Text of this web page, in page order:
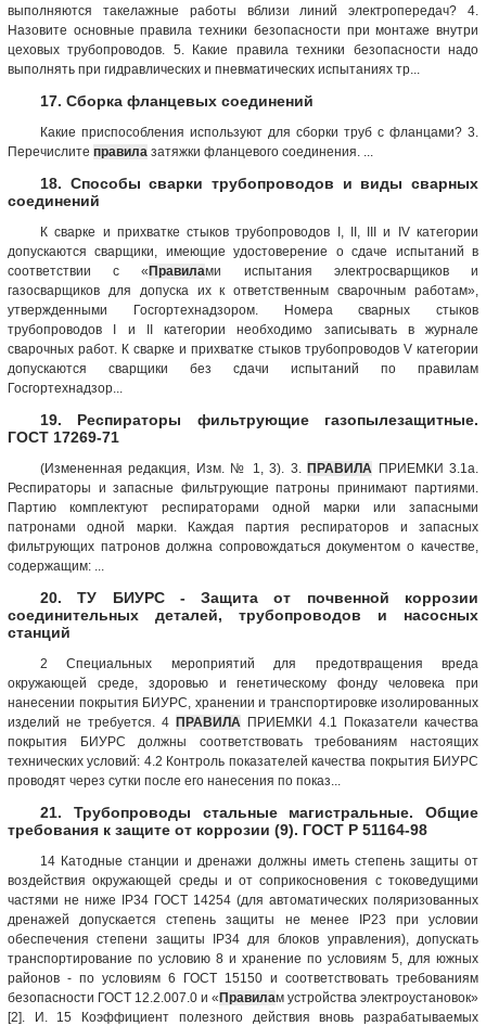
выполняются такелажные работы вблизи линий электропередач? 4.
Назовите основные правила техники безопасности при монтаже внутри
цеховых трубопроводов. 5. Какие правила техники безопасности надо
выполнять при гидравлических и пневматических испытаниях тр...
17. Сборка фланцевых соединений
Какие приспособления используют для сборки труб с фланцами? 3.
Перечислите правила затяжки фланцевого соединения. ...
18. Способы сварки трубопроводов и виды сварных
соединений
К сварке и прихватке стыков трубопроводов I, II, III и IV категории
допускаются сварщики, имеющие удостоверение о сдаче испытаний в
соответствии с «Правилами испытания электросварщиков и
газосварщиков для допуска их к ответственным сварочным работам»,
утвержденными Госгортехнадзором. Номера сварных стыков
трубопроводов I и II категории необходимо записывать в журнале
сварочных работ. К сварке и прихватке стыков трубопроводов V категории
допускаются сварщики без сдачи испытаний по правилам
Госгортехнадзор...
19. Респираторы фильтрующие газопылезащитные.
ГОСТ 17269-71
(Измененная редакция, Изм. № 1, 3). 3.ПРАВИЛА ПРИЕМКИ 3.1а.
Респираторы и запасные фильтрующие патроны принимают партиями.
Партию комплектуют респираторами одной марки или запасными
патронами одной марки. Каждая партия респира­торов и запасных
фильтрующих патронов должна сопровождаться документом о качестве,
содержащим: ...
20. ТУ БИУРС - Защита от почвенной коррозии
соединительных деталей, трубопроводов и насосных
станций
2 Специальных мероприятий для предотвращения вреда
окружающей среде, здоровью и генетическому фонду человека при
нанесении покрытия БИУРС, хранении и транспортировке изолированных
изделий не требуется. 4 ПРАВИЛА ПРИЕМКИ 4.1 Показатели качества
покрытия БИУРС должны соответствовать требованиям настоящих
технических условий: 4.2 Контроль показателей качества покрытия БИУРС
проводят через сутки после его нанесения по показ...
21. Трубопроводы стальные магистральные. Общие
требования к защите от коррозии (9). ГОСТ Р 51164-98
14 Катодные станции и дренажи должны иметь степень защиты от
воздействия окружающей среды и от соприкосновения с токоведущими
частями не ниже IР34 ГОСТ 14254 (для автоматических поляризованных
дренажей допускается степень защиты не менее IР23 при условии
обеспечения степени защиты IР34 для блоков управления), допускать
транспортирование по условию 8 и хранение по условиям 5, для южных
районов - по условиям 6 ГОСТ 15150 и соответствовать требованиям
безопасности ГОСТ 12.2.007.0 и «Правилам устройства электроустановок»
[2]. И. 15 Коэффициент полезного действия вновь разрабатываемых